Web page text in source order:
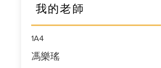
我的老師
1A4
馮樂瑤